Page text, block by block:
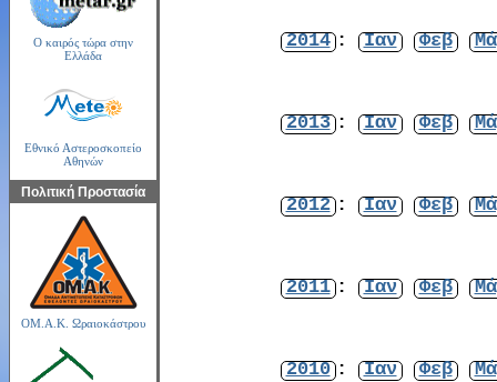
Ο καιρός τώρα στην
Ελλάδα
Εθνικό Αστεροσκοπείο
Αθηνών
Πολιτική Προστασία
ΟΜ.Α.Κ. Ωραιοκάστρου
2014 : Ιαν Φεβ
2013 : Ιαν Φεβ
2012 : Ιαν Φεβ
2011 : Ιαν Φεβ
2010 : Ιαν Φεβ